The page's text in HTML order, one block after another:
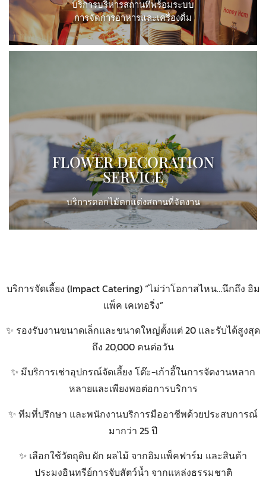
บริการบริหารสถานที่พร้อมระบบ
การจัดการอาหารและเครื่องดื่ม
FLOWER DECORATION
SERVICE
บริการดอกไม้ตกแต่งสถานที่จัดงาน
View More
บริการจัดเลี้ยง (Impact Catering) “ไม่ว่าโอกาสไหน…นึกถึง อิม
แพ็ค เคเทอริ่ง”
✨ รองรับงานขนาดเล็กและขนาดใหญ่ตั้งแต่ 20 และรับได้สูงสุด
ถึง 20,000 คนต่อวัน
✨ มีบริการเช่าอุปกรณ์จัดเลี้ยง โต๊ะ-เก้าอี้ในการจัดงานหลาก
หลายและเพียงพอต่อการบริการ
✨ ทีมที่ปรึกษา และพนักงานบริการมืออาชีพด้วยประสบการณ์
มากว่า 25 ปี
✨ เลือกใช้วัตถุดิบ ผัก ผลไม้ จากอิมแพ็คฟาร์ม และสินค้า
ประมงอินทรีย์การจับสัตว์น้ำ จากแหล่งธรรมชาติ